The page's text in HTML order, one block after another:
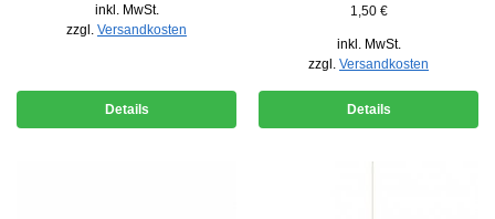
inkl. MwSt.
zzgl. Versandkosten
Details
1,50 €
inkl. MwSt.
zzgl. Versandkosten
Details